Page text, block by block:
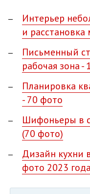
Интерьер
и
Письменный
рабочая зона -
Планировка
- 70 фото
Шифоньеры в
(70 фото)
Дизайн кухни
фото 2023 года